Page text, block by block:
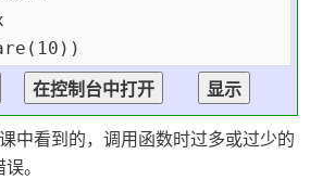
中看到的，调用函数时过多或过少的
。